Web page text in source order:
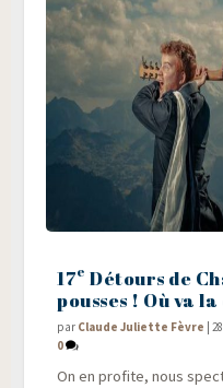
17e Détours de
pousses ! Où va
par Claude Juliette Fèvre |
0
On en pro­fite, nous